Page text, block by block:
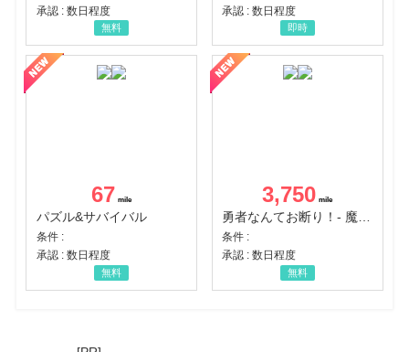
承認 : 数日程度
無料
承認 : 数日程度
即時
67
パズル&サバイバル
条件 :
承認 : 数日程度
無料
3,750
条件 :
承認 : 数日程度
無料